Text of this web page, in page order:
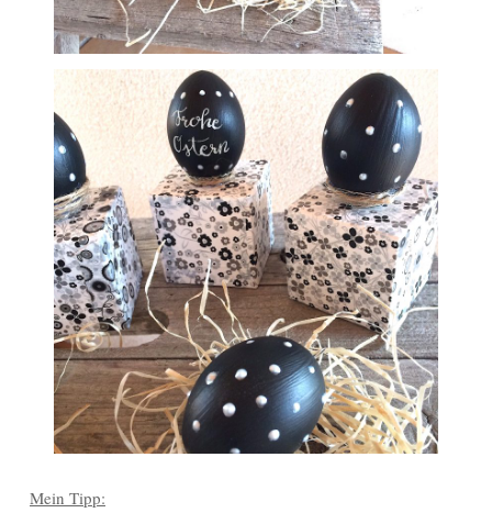
Mein Tipp: